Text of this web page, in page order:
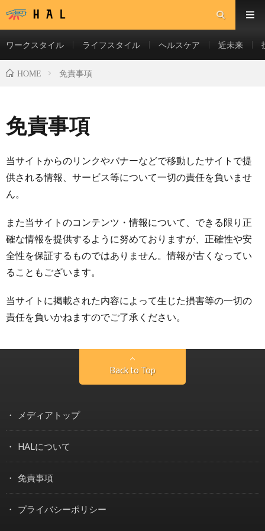
ワークスタイル ライフスタイル ヘルスケア 近未来
HOME 免責事項
免責事項
当サイトからのリンクやバナーなどで移動したサイトで提
供される情報、サービス等について一切の責任を負いませ
ん。
また当サイトのコンテンツ・情報について、できる限り正
確な情報を提供するように努めておりますが、正確性や安
全性を保証するものではありません。情報が古くなってい
ることもございます。
当サイトに掲載された内容によって生じた損害等の一切の
責任を負いかねますのでご了承ください。
Back to Top
メディアトップ
HALについて
免責事項
プライバシーポリシー